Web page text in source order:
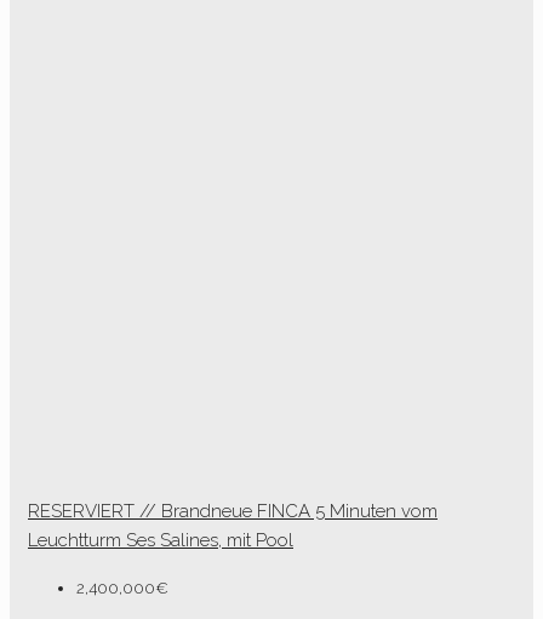
RESERVIERT // Brandneue FINCA 5 Minuten vom
Leuchtturm Ses Salines, mit Pool
2,400,000€